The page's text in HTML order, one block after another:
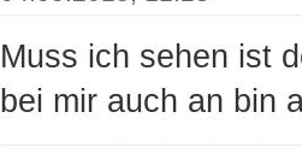
Muss ich sehen ist
bei mir auch an bin